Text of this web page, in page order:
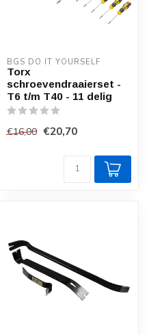
BGS DO IT YOURSELF
Torx
schroevendraaierset -
T6 t/m T40 - 11 delig
€16,00 €20,70